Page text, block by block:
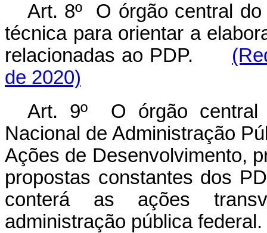
Art. 8º O órgão central do
técnica para orientar a
relacionadas ao PDP.
de 2020)
Art. 9º O órgão central
Nacional de Administração
Ações de Desenvolvimento,
propostas constantes dos
conterá as ações
administração pública federal.